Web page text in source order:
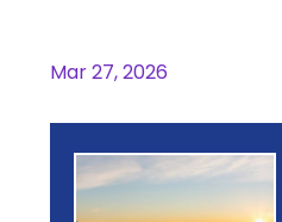
Mar 27, 2026